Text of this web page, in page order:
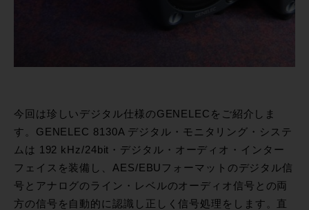
今回は珍しいデジタル仕様のGENELECをご紹介しま
す。GENELEC 8130A デジタル・モニタリング・システ
ムは 192 kHz/24bit・デジタル・オーディオ・インター
フェイスを装備し、AES/EBUフォーマットのデジタル信
号とアナログのライン・レベルのオーディオ信号との両
方の信号を自動的に認識し正しく信号処理をします。直